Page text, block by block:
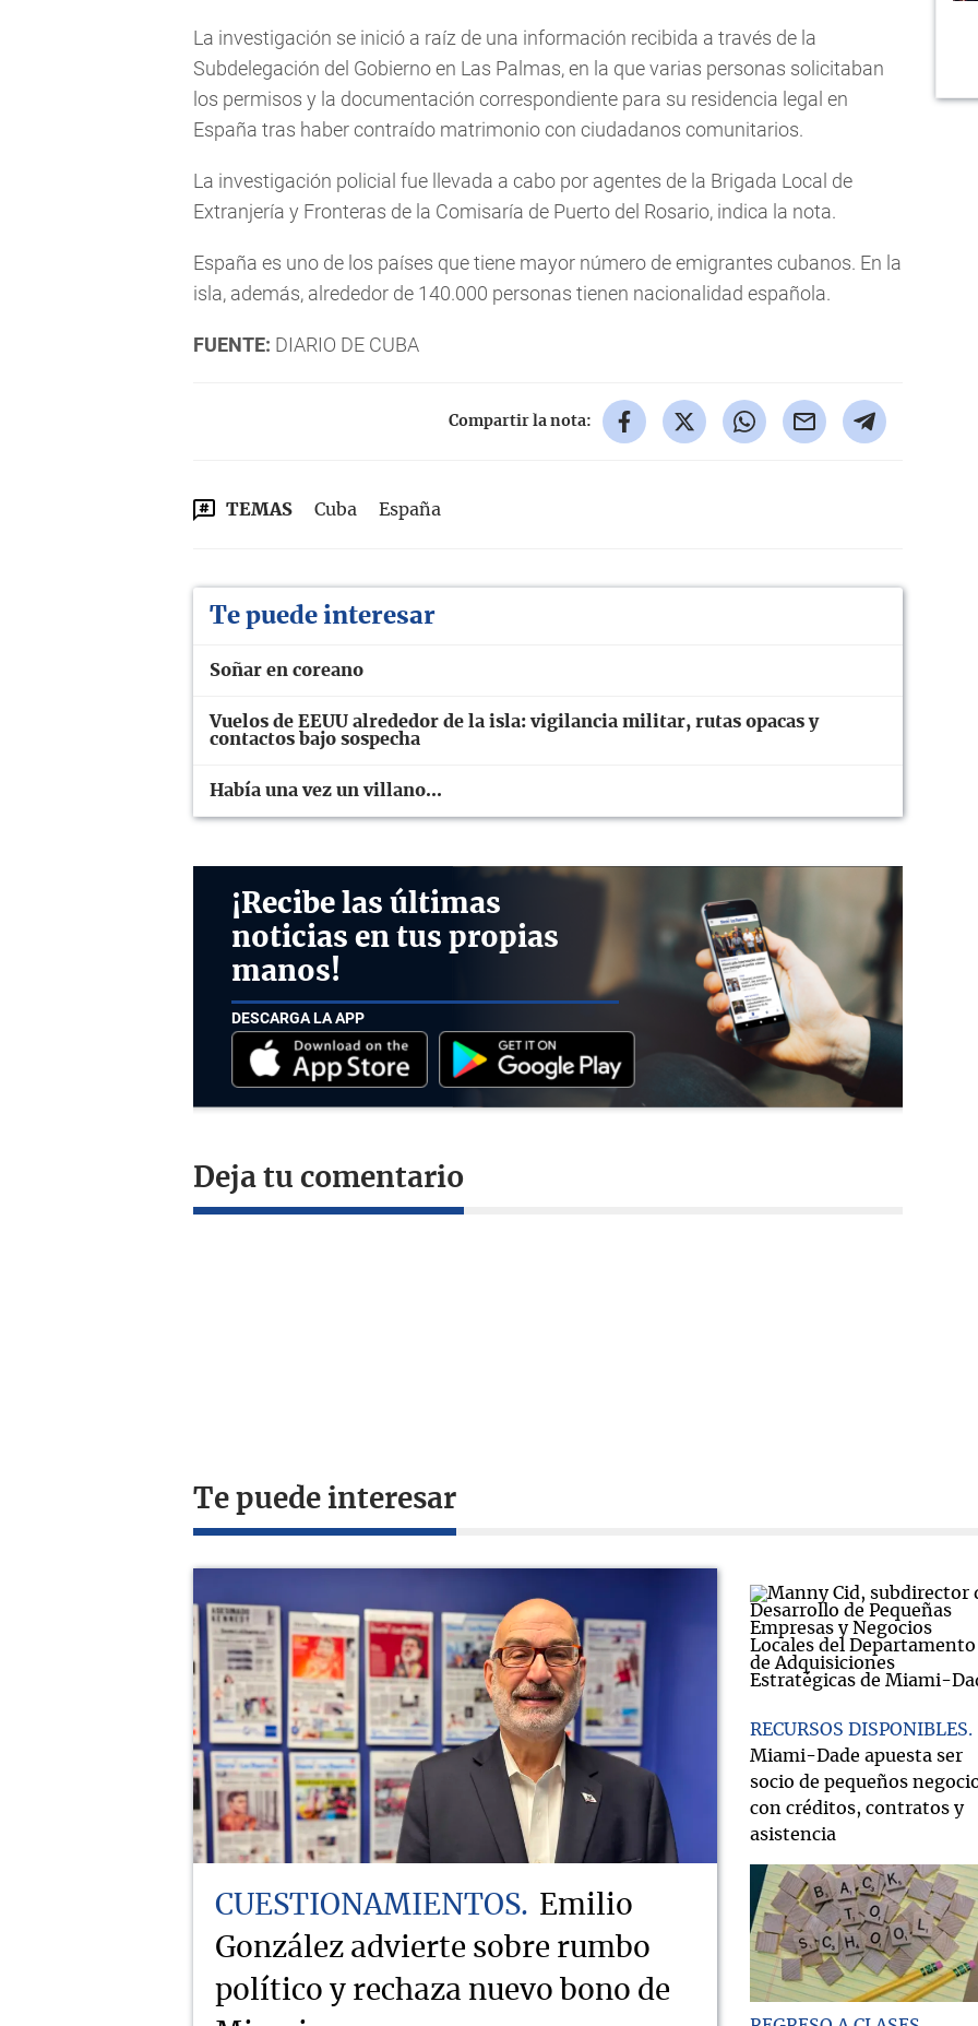
La investigación se inició a raíz de una información recibida a través de la
Subdelegación del Gobierno en Las Palmas, en la que varias personas solicitaban
los permisos y la documentación correspondiente para su residencia legal en
España tras haber contraído matrimonio con ciudadanos comunitarios.
La investigación policial fue llevada a cabo por agentes de la Brigada Local de
Extranjería y Fronteras de la Comisaría de Puerto del Rosario, indica la nota.
España es uno de los países que tiene mayor número de emigrantes cubanos. En la
isla, además, alrededor de 140.000 personas tienen nacionalidad española.
FUENTE: DIARIO DE CUBA
Compartir la nota:
TEMAS Cuba España
Te puede interesar
Soñar en coreano
Vuelos de EEUU alrededor de la isla: vigilancia militar, rutas opacas y
contactos bajo sospecha
Había una vez un villano...
¡Recibe las últimas
noticias en tus propias
manos!
DESCARGA LA APP
Deja tu comentario
Te puede interesar
CUESTIONAMIENTOS
Emilio
González advierte sobre rumbo
político y rechaza nuevo bono de
RECURSOS DISPONIBLES
Miami-Dade apuesta ser
socio de pequeños
con créditos, contratos y
asistencia